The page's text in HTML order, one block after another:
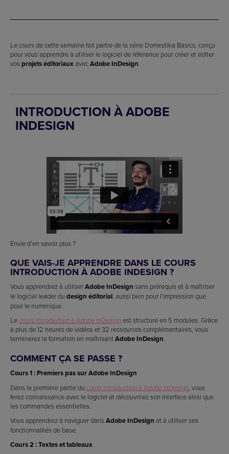
Le cours de cette semaine fait partie de la série Domestika Basics, conçu
pour vous apprendre à utiliser le logiciel de référence pour créer et éditer
vos projets éditoriauxavecAdobe InDesign.
INTRODUCTION À ADOBE
INDESIGN
Envie d’en savoir plus ?
QUE VAIS-JE APPRENDRE DANS LE COURS
INTRODUCTION À ADOBE INDESIGN ?
Vous apprendrez à utiliserAdobe InDesign sans prérequis et à maîtriser
le logiciel leader du design éditorial, aussi bien pour l’impression que
pour le numérique.
Le cours Introduction à Adobe InDesign est structuré en 5 modules. Grâce
à plus de 12 heures de vidéos et 32 ressources complémentaires, vous
terminerez la formation en maîtrisantAdobe InDesign.
COMMENT ÇA SE PASSE ?
Cours 1 : Premiers pas sur Adobe InDesign
Dans la première partie du cours Introduction à Adobe InDesign, vous
ferez connaissance avec le logiciel et découvrirez son interface ainsi que
les commandes essentielles.
Vous apprendrez à naviguer dans Adobe InDesign et à utiliser ses
fonctionnalités de base.
Cours 2 : Textes et tableaux